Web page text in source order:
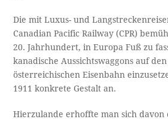
Die mit Luxus- und
Canadian Pacific Railway (CPR)
20. Jahrhundert, in Europa Fuß zu
kanadische Aussichtswaggons auf
österreichischen Eisenbahn
1911 konkrete Gestalt an.
Hierzulande erhoffte man sich davon